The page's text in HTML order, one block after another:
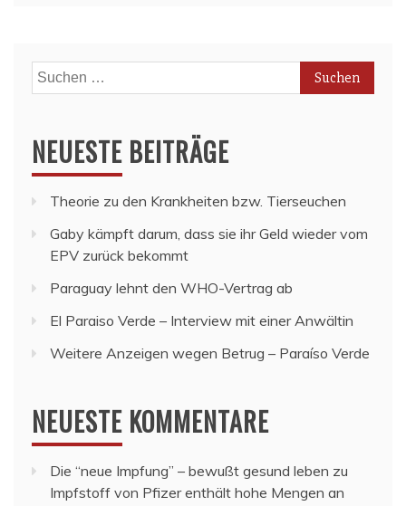
Suchen
nach:
NEUESTE BEITRÄGE
Theorie zu den Krankheiten bzw. Tierseuchen
Gaby kämpft darum, dass sie ihr Geld wieder vom
EPV zurück bekommt
Paraguay lehnt den WHO-Vertrag ab
El Paraiso Verde – Interview mit einer Anwältin
Weitere Anzeigen wegen Betrug – Paraíso Verde
NEUESTE KOMMENTARE
Die “neue Impfung” – bewußt gesund leben zu
Impfstoff von Pfizer enthält hohe Mengen an